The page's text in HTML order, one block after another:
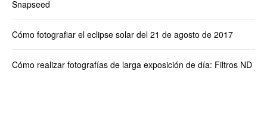
Snapseed
Cómo fotografiar el eclipse solar del 21 de agosto de 2017
Cómo realizar fotografías de larga exposición de día: Filtros ND